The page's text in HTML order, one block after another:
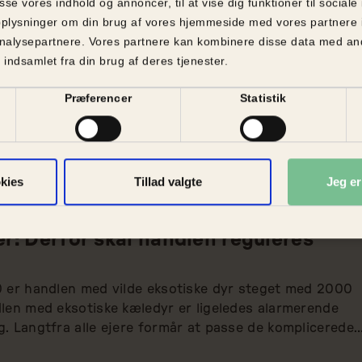
om din brug af vores hjemmeside med vores partnere
Vores partnere kan kombinere disse data med
fra din brug af deres tjenester.
Præferencer Statistik
Tillad valgte Jeg
| 12.april2021
Derfor skal handlen reguleres
er handlen med vilde eksotiske dyr steget med 2000
med eksotiske kæledyr er ligeledes alarmerende
Langtfra alle ejere formår at passe de komplicerede